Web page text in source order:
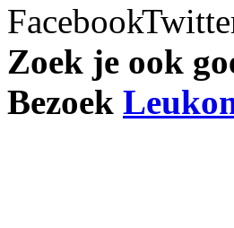
Zoek je ook
Bezoek